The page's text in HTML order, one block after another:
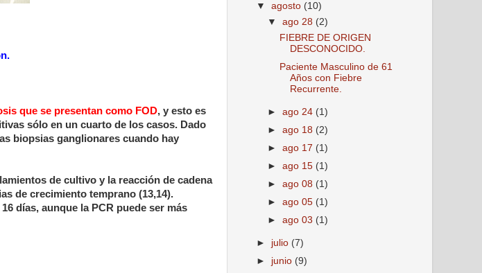
que se presentan como FOD, y esto es
sólo en un cuarto de los casos. Dado
biopsias ganglionares cuando hay
de cultivo y la reacción de cadena
de crecimiento temprano (13,14).
días, aunque la PCR puede ser más
▼agosto (10)
▼ago 28 (2)
FIEBRE DE ORIGEN
DESCONOCIDO.
Paciente Masculino de 61
Años con Fiebre
Recurrente.
►ago 24 (1)
►ago 18 (2)
►ago 17 (1)
►ago 15 (1)
►ago 08 (1)
►ago 05 (1)
►ago 03 (1)
► julio (7)
► junio (9)